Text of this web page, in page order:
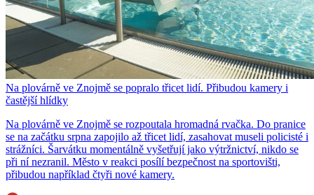
Na plovárně ve Znojmě se popralo třicet lidí. Přibudou kamery i
častější hlídky
Na plovárně ve Znojmě se rozpoutala hromadná rvačka. Do pranice
se na začátku srpna zapojilo až třicet lidí, zasahovat museli policisté i
strážníci. Šarvátku momentálně vyšetřují jako výtržnictví, nikdo se
při ní nezranil. Město v reakci posílí bezpečnost na sportovišti,
přibudou například čtyři nové kamery.